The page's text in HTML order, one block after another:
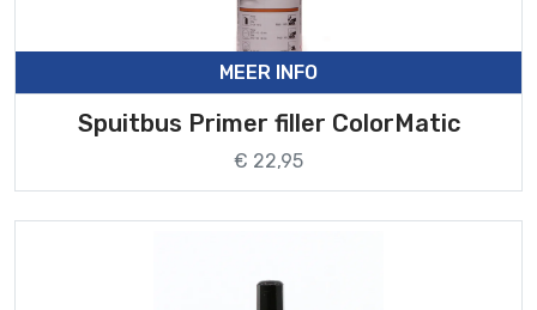
MEER INFO
Spuitbus Primer filler ColorMatic
€ 22,95